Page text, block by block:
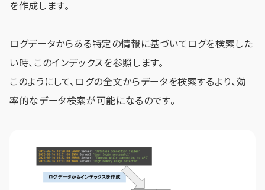
を作成します。
ログデータからある特定の情報に基づいてログを検索した
い時、このインデックスを参照します。
このようにして、ログの全文からデータを検索するより、効
率的なデータ検索が可能になるのです。